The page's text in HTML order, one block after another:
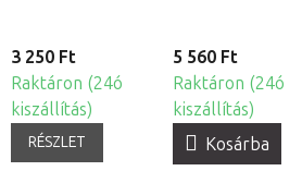
3 250 Ft
Raktáron (24ó
kiszállítás)
RÉSZLET
5 560 Ft
Raktáron (24ó
kiszállítás)
Kosárba